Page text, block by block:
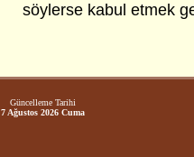
söylerse kabul etmek
Güncelleme Tarihi
7 Ağustos 2026 Cuma